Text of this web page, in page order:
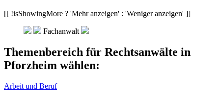
[[ !isShowingMore ? 'Mehr anzeigen' : 'Weniger anzeigen' ]]
Fachanwalt
Themenbereich für Rechtsanwälte in
Pforzheim wählen:
Arbeit und Beruf